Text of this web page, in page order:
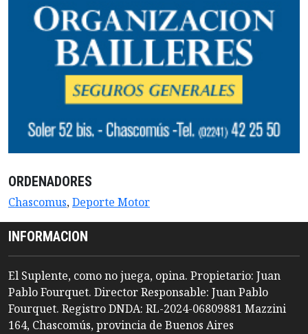
ORDENADORES
Chascomus,Deporte Motor
INFORMACION
El Suplente, como no juega, opina. Propietario: Juan
Pablo Fourquet. Director Responsable: Juan Pablo
Fourquet. Registro DNDA: RL-2024-06809881 Mazzini
164, Chascomús, provincia de Buenos Aires